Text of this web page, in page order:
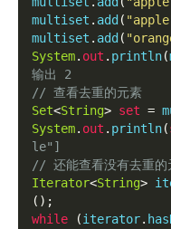
multiset . add (
multiset . add (
System. out . println(
输出 2
// 查看去重的元素
Set<String> set =
System. out . println(
le"]
// 还能查看没有去重的
Iterator<String>
();
while
(iterator.